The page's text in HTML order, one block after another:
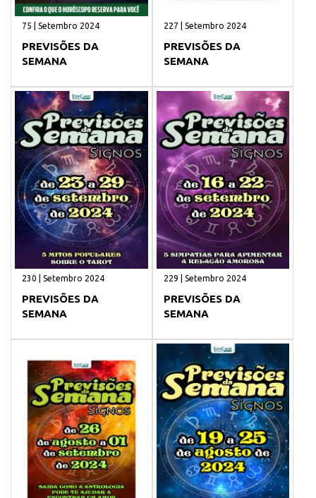
75 | Setembro 2024
PREVISÕES DA
SEMANA
227 | Setembro 2024
PREVISÕES DA
SEMANA
230 | Setembro 2024
PREVISÕES DA
SEMANA
229 | Setembro 2024
PREVISÕES DA
SEMANA